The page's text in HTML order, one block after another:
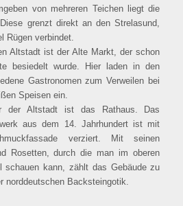
von mehreren Teichen liegt die
grenzt direkt an den Strelasund,
Rügen verbindet.
Altstadt ist der Alte Markt, der schon
besiedelt wurde. Hier laden in den
Gastronomen zum Verweilen bei
Speisen ein.
der Altstadt ist das Rathaus. Das
aus dem 14. Jahrhundert ist mit
verziert. Mit seinen
Rosetten, durch die man im oberen
schauen kann, zählt das Gebäude zu
norddeutschen Backsteingotik.